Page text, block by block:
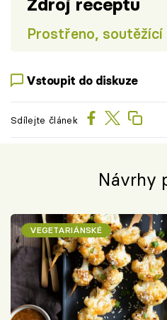
Zdroj receptu
Prostřeno, soutěžící
Vstoupit do diskuze
Sdílejte článek
Návrhy
VEGETARIÁNSKÉ